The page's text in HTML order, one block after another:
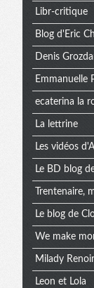
Libr-critique
Blog d'Eric
Denis
Emmanuelle
ecaterina la
La lettrine
Les vidéos
Le BD blog
Trentenaire,
Le blog de
We make
Milady Renoir
Leon et Lola